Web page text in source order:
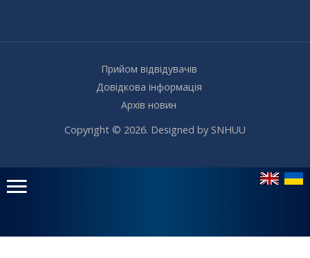
Прийом відвідувачів
Довідкова інформація
Архів новин
Copyright © 2026. Designed by SNHUU
Головне